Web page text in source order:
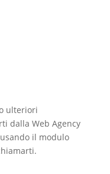
ulteriori
dalla Web Agency
il modulo